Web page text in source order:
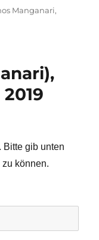
Manganari,
Bitte gib unten
können.